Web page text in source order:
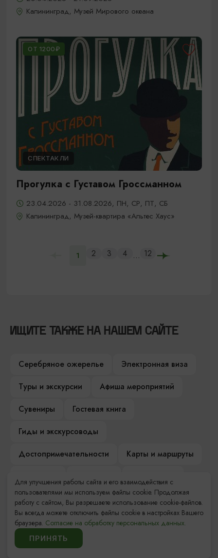
Калининград, Музей Мирового океана
ОТ 1200₽
СПЕКТАКЛИ
Прогулка с Густавом Гроссманном
23.04.2026 - 31.08.2026, ПН, СР, ПТ, СБ
Калининград, Музей-квартира «Альтес Хаус»
1 2 3 4 ... 12
ИЩИТЕ ТАКЖЕ НА НАШЕМ САЙТЕ
Серебряное ожерелье
Электронная виза
Туры и экскурсии
Афиша мероприятий
Сувениры
Гостевая книга
Гиды и экскурсоводы
Достопримечательности
Карты и маршруты
Компас Балтийской кухни
Настоящий Калининградец
Музеи
Для улучшения работы сайта и его взаимодействия с
пользователями мы используем файлы cookie. Продолжая
работу с сайтом, Вы разрешаете использование cookie-файлов.
Вы всегда можете отключить файлы cookie в настройках Вашего
браузера. Согласие на обработку персональных данных.
ПРИНЯТЬ